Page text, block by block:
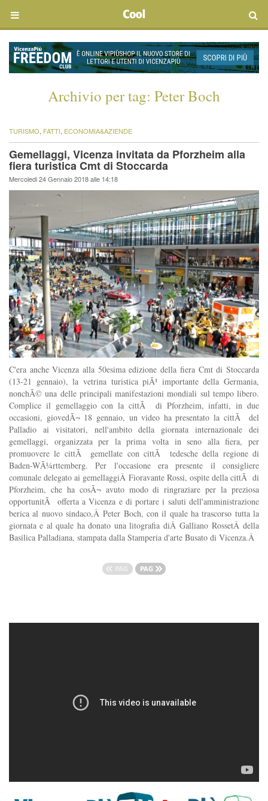
Archivio per tag: Peter Boch
TURISMO, FATTI, ECONOMIA&AZIENDE
Gemellaggi, Vicenza invitata da Pforzheim alla
fiera turistica Cmt di Stoccarda
Mercoledi 24 Gennaio 2018 alle 14:18
C'era anche Vicenza alla 50esima edizione della fiera Cmt di Stoccarda
(13-21 gennaio), la vetrina turistica piÃ¹ importante della Germania,
nonchÃ© una delle principali manifestazioni mondiali sul tempo libero.
Complice il gemellaggio con la cittÃ di Pforzheim, infatti, in due
occasioni, giovedÃ¬ 18 gennaio, un video ha presentato la cittÃ del
Palladio ai visitatori, nell'ambito della giornata internazionale dei
gemellaggi, organizzata per la prima volta in seno alla fiera, per
promuovere le cittÃ gemellate con cittÃ tedesche della regione di
Baden-WÃ¼rttemberg. Per l'occasione era presente il consigliere
comunale delegato ai gemellaggiÂ Fioravante Rossi, ospite della cittÃ di
Pforzheim, che ha cosÃ¬ avuto modo di ringraziare per la preziosa
opportunitÃ offerta a Vicenza e di portare i saluti dell'amministrazione
berica al nuovo sindaco,Â Peter Boch, con il quale ha trascorso tutta la
giornata e al quale ha donato una litografia diÂ Galliano RossetÂ della
Basilica Palladiana, stampata dalla Stamperia d'arte Busato di Vicenza.Â